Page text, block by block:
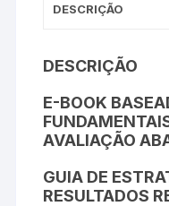
DESCRIÇÃO
DESCRIÇÃO
E-BOOK
AVALIAÇÃO
GUIA DE
RESULTADOS